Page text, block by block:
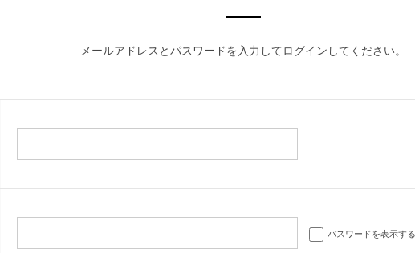
メールアドレスとパスワードを入力してログインしてください。
パスワードを表示する